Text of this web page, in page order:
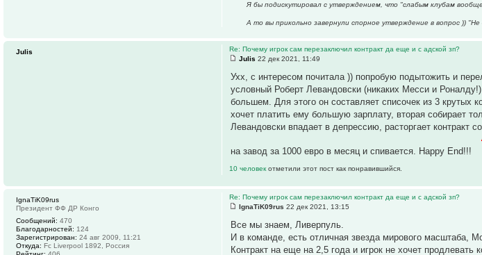
Я бы подискутировал с утверждением, что "слабым клубам
А то вы прикольно завернули спорное утверждение в вопрос ))
Re: Почему игрок сам перезаключил контракт да еще и с адской зп?
Julis 22 дек 2021, 11:49
Ухх, с интересом почитала )) попробую подытожить и
условный Роберт Левандовски (никаких Месси и
большем. Для этого он составляет списочек из 3 крутых
хочет платить ему большую зарплату, вторая собирает
Левандовски впадает в депрессию, расторгает контракт
на завод за 1000 евро в месяц и спивается. Happy End!!!
10 человекотметили этот пост как понравившийся.
Julis
Re: Почему игрок сам перезаключил контракт да еще и с адской зп?
IgnaTiK09rus 22 дек 2021, 13:15
Все мы знаем, Ливерпуль.
И в команде, есть отличная звезда мирового масштаба,
Контракт на еще на 2,5 года и игрок не хочет продлевать
IgnaTiK09rus
Президент ФФ ДР Конго
Сообщений: 470
Благодарностей: 124
Зарегистрирован: 24 авг 2009, 11:21
Откуда: Fc Liverpool 1892, Россия